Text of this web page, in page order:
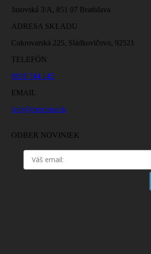
Jasovská 3/A, 851 07 Bratislava
ADRESA SKLADU
Cukrovarská 225, Sládkovičovo, 92521
TELEFÓN
0918 744 145
EMAIL
info@mercator.sk
ODBER NOVINIEK